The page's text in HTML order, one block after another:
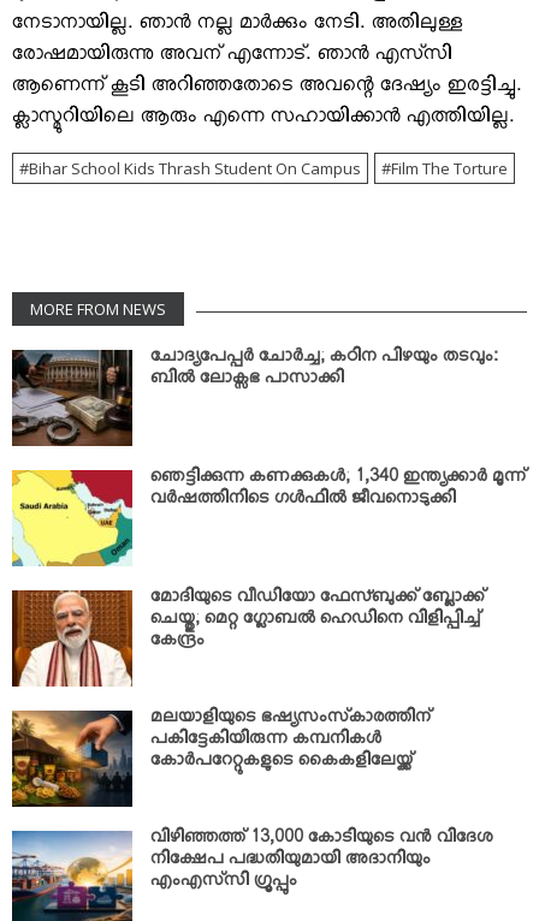
നേടാനായില്ല. ഞാന്‍ നല്ല മാര്‍ക്കും നേടി. അതിലുള്ള
രോഷമായിരുന്നു അവന് എന്നോട്. ഞാന്‍ എസ്‌സി
ആണെന്ന് കൂടി അറിഞ്ഞതോടെ അവന്റെ ദേഷ്യം ഇരട്ടിച്ചു.
ക്ലാസ്മുറിയിലെ ആരും എന്നെ സഹായിക്കാന്‍ എത്തിയില്ല.
Bihar School Kids Thrash Student On Campus Film The Torture
MORE FROM NEWS
ചോദ്യപേപ്പര്‍ ചോര്‍ച്ച; കഠിന പിഴയും തടവും:
ബില്‍ ലോക്സഭ പാസാക്കി
ഞെട്ടിക്കുന്ന കണക്കുകള്‍; 1,340 ഇന്ത്യക്കാര്‍ മൂന്ന്
വര്‍ഷത്തിനിടെ ഗള്‍ഫില്‍ ജീവനൊടുക്കി
മോദിയുടെ വീഡിയോ ഫേസ്ബുക്ക് ബ്ലോക്ക്
ചെയ്തു; മെറ്റ ഗ്ലോബല്‍ ഹെഡിനെ വിളിപ്പിച്ച്
കേന്ദ്രം
മലയാളിയുടെ ഭഷ്യസംസ്‌കാരത്തിന്
പകിട്ടേകിയിരുന്ന കമ്പനികള്‍
കോര്‍പറേറ്റുകളുടെ കൈകളിലേയ്ക്ക്
വിഴിഞ്ഞത്ത് 13,000 കോടിയുടെ വന്‍ വിദേശ
നിക്ഷേപ പദ്ധതിയുമായി അദാനിയും
എംഎസ്‌സി ഗ്രൂപ്പും